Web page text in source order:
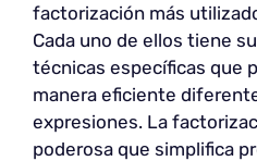
factorización más
Cada uno de ellos tiene
técnicas específicas que
manera eficiente
expresiones. La
poderosa que simplifica